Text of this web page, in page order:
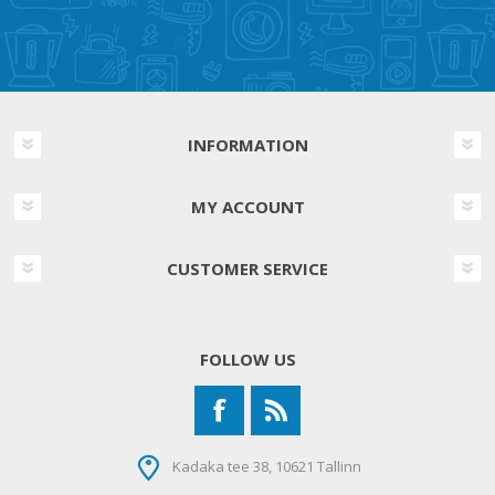
INFORMATION
MY ACCOUNT
CUSTOMER SERVICE
FOLLOW US
Kadaka tee 38, 10621 Tallinn